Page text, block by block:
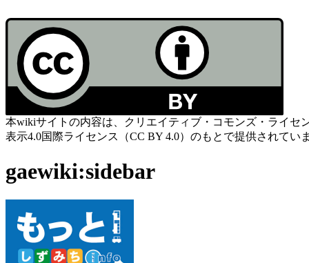
本wikiサイトの内容は、クリエイティブ・コモンズ・ライセ
表示4.0国際ライセンス（CC BY 4.0）のもとで提供されてい
gaewiki:sidebar